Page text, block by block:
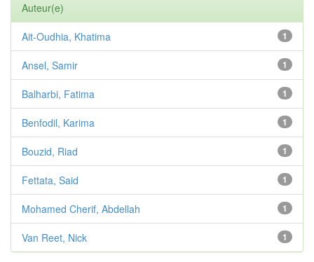
Auteur(e)
1
Ait-Oudhia, Khatima
1
Ansel, Samir
1
Balharbi, Fatima
1
Benfodil, Karima
1
Bouzid, Riad
1
Fettata, Said
1
Mohamed Cherif, Abdellah
1
Van Reet, Nick